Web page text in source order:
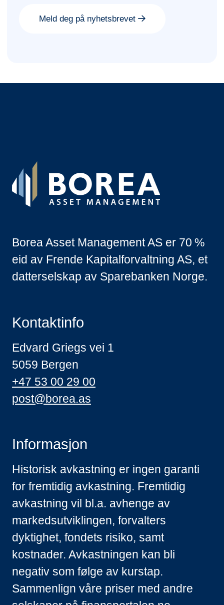
Meld deg på nyhetsbrevet
Borea Asset Management AS er 70 %
eid av Frende Kapitalforvaltning AS, et
datterselskap av Sparebanken Norge.
Kontaktinfo
Edvard Griegs vei 1
5059 Bergen
+47 53 00 29 00
post@borea.as
Informasjon
Historisk avkastning er ingen garanti
for fremtidig avkastning. Fremtidig
avkastning vil bl.a. avhenge av
markedsutviklingen, forvalters
dyktighet, fondets risiko, samt
kostnader. Avkastningen kan bli
negativ som følge av kurstap.
Sammenlign våre priser med andre